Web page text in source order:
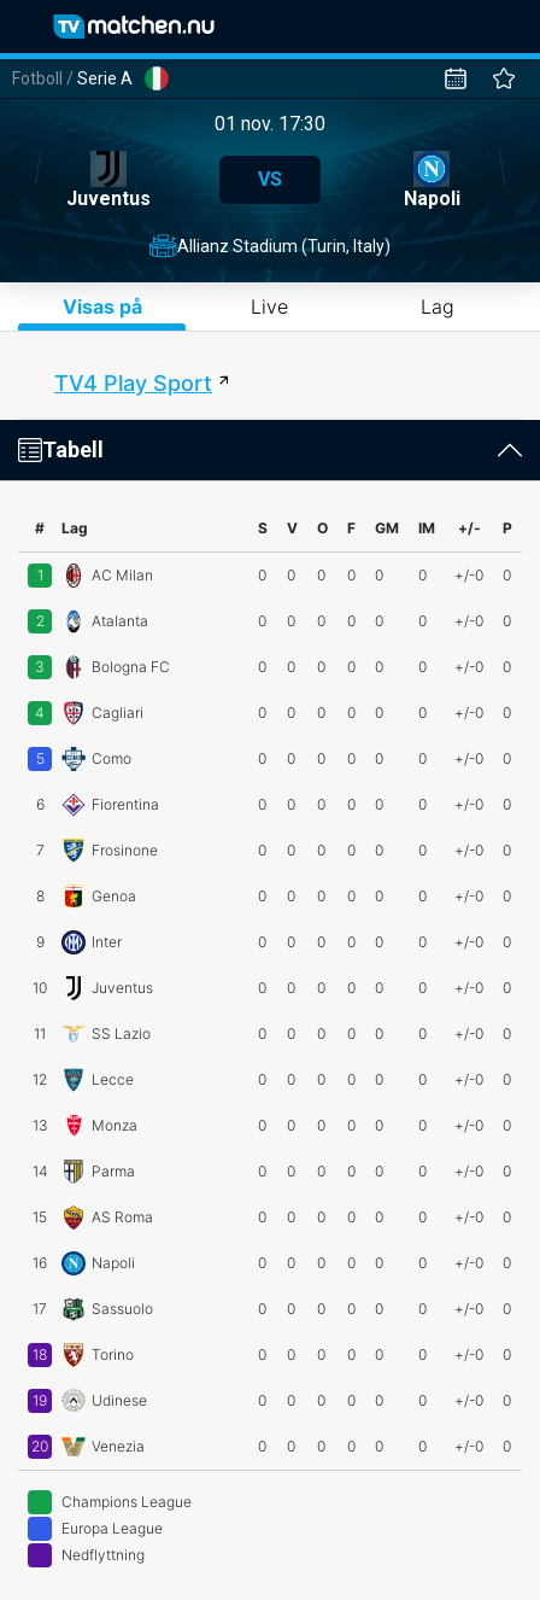
Fotboll /Serie A
01 nov. 17:30
Juventus
VS
Napoli
Allianz Stadium (Turin, Italy)
Visas på Live Lag
TV4 Play Sport
Tabell
# Lag S V O F GM IM +/- P
1 AC Milan 0 0 0 0 0 0 +/-0 0
2 Atalanta 0 0 0 0 0 0 +/-0 0
3 Bologna FC 0 0 0 0 0 0 +/-0 0
4 Cagliari 0 0 0 0 0 0 +/-0 0
5 Como 0 0 0 0 0 0 +/-0 0
6 Fiorentina 0 0 0 0 0 0 +/-0 0
7 Frosinone 0 0 0 0 0 0 +/-0 0
8 Genoa 0 0 0 0 0 0 +/-0 0
9 Inter 0 0 0 0 0 0 +/-0 0
10 Juventus 0 0 0 0 0 0 +/-0 0
11 SS Lazio 0 0 0 0 0 0 +/-0 0
12 Lecce 0 0 0 0 0 0 +/-0 0
13 Monza 0 0 0 0 0 0 +/-0 0
14 Parma 0 0 0 0 0 0 +/-0 0
15 AS Roma 0 0 0 0 0 0 +/-0 0
16 Napoli 0 0 0 0 0 0 +/-0 0
17 Sassuolo 0 0 0 0 0 0 +/-0 0
18 Torino 0 0 0 0 0 0 +/-0 0
19 Udinese 0 0 0 0 0 0 +/-0 0
20 Venezia 0 0 0 0 0 0 +/-0 0
Champions League
Europa League
Nedflyttning